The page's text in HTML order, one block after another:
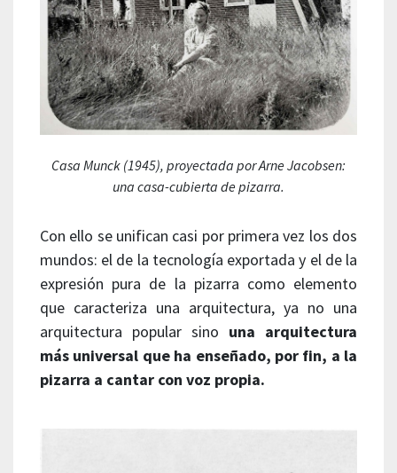
Casa Munck (1945), proyectada por Arne Jacobsen:
una casa-cubierta de pizarra.
Con ello se unifican casi por primera vez los dos
mundos: el de la tecnología exportada y el de la
expresión pura de la pizarra como elemento
que caracteriza una arquitectura, ya no una
arquitectura popular sino una arquitectura
más universal que ha enseñado, por fin, a la
pizarra a cantar con voz propia.